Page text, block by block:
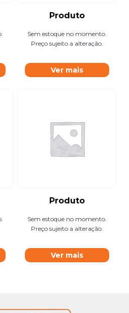
Produto
Sem estoque no momento.
Preço sujeito a alteração.
Ver mais
Produto
Sem estoque no momento.
Preço sujeito a alteração.
Ver mais